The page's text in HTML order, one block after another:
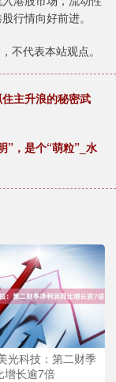
行情向好前进。
不代表本站观点。
主升浪的秘密武
”，是个“萌粒”_水
光科技：第二财季
增长逾7倍